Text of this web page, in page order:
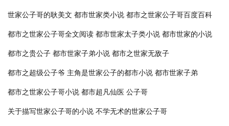
世家公子哥的耿美文 都市世家类小说 都市之世家公子哥百度百科
都市之世家公子哥全文阅读 都市世家太子类小说 都市世家的小说
都市之贵公子 都市世家子弟小说 都市之世家无敌子
都市之超级公子爷 主角是世家公子的都市小说 都市世家子弟
都市之世家公子哥小说 都市超凡仙医 公子哥
关于描写世家公子哥的小说 不学无术的世家公子哥